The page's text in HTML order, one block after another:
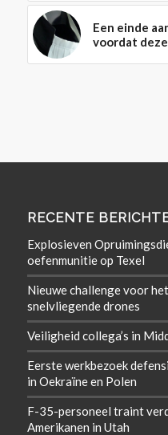
Een einde
voordat
RECENTE
Explosieven
oefenmunitie op Texel
Nieuwe challenge voor
snelvliegende drones
Veiligheid collega’s in
Eerste werkbezoek
in Oekraïne en Polen
F-35-personeel traint
Amerikanen in Utah